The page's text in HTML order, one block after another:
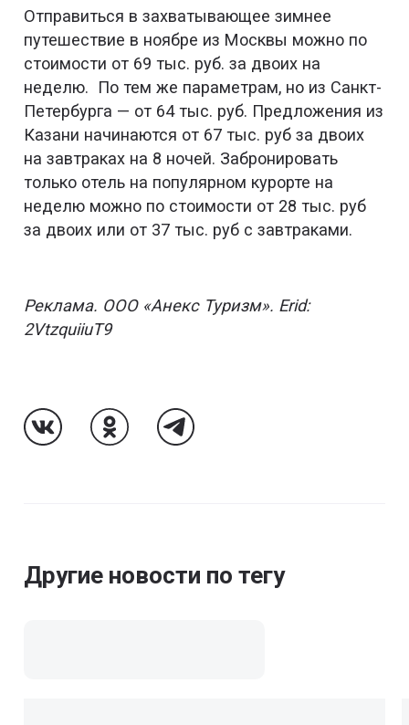
Отправиться в захватывающее зимнее
путешествие в ноябре из Москвы можно по
стоимости от 69 тыс. руб. за двоих на
неделю. По тем же параметрам, но из Санкт-
Петербурга — от 64 тыс. руб. Предложения из
Казани начинаются от 67 тыс. руб за двоих
на завтраках на 8 ночей. Забронировать
только отель на популярном курорте на
неделю можно по стоимости от 28 тыс. руб
за двоих или от 37 тыс. руб с завтраками.
Реклама. ООО «Анекс Туризм». Erid:
2VtzquiiuT9
Другие новости по тегу